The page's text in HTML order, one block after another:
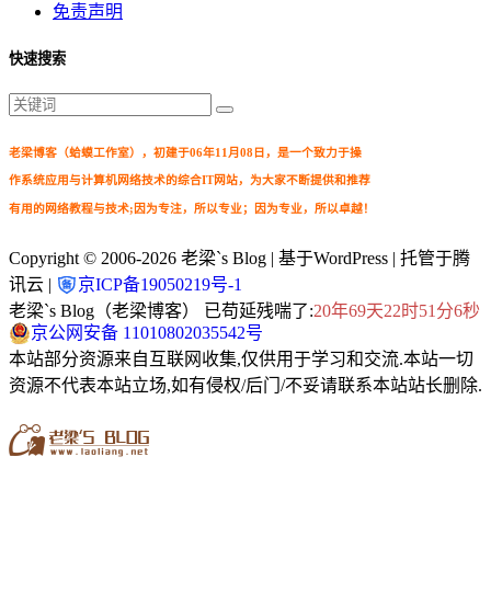
免责声明
快速搜索
老梁博客（蛤蟆工作室），初建于06年11月08日，是一个致力于操
作系统应用与计算机网络技术的综合IT网站，为大家不断提供和推荐
有用的网络教程与技术;因为专注，所以专业；因为专业，所以卓越！
Copyright © 2006-2026 老梁`s Blog | 基于WordPress | 托管于腾
讯云 |
京ICP备19050219号-1
老梁`s Blog（老梁博客） 已苟延残喘了:20年69天22时51分7秒
京公网安备 11010802035542号
本站部分资源来自互联网收集,仅供用于学习和交流.本站一切
资源不代表本站立场,如有侵权/后门/不妥请联系本站站长删除.